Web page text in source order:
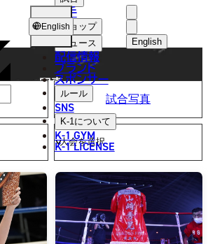
English
العربية
選手
ショップ
ニュース
配信情報
ブランド
スポンサー
ルール
SNS
K-1について
K-1 GYM
K-1 LICENSE
English
PHOTO
写真
試合写真